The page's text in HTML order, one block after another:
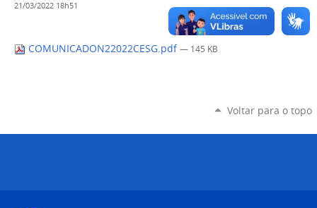
21/03/2022 18h51
COMUNICADON22022CESG.pdf — 145 KB
Voltar para o topo